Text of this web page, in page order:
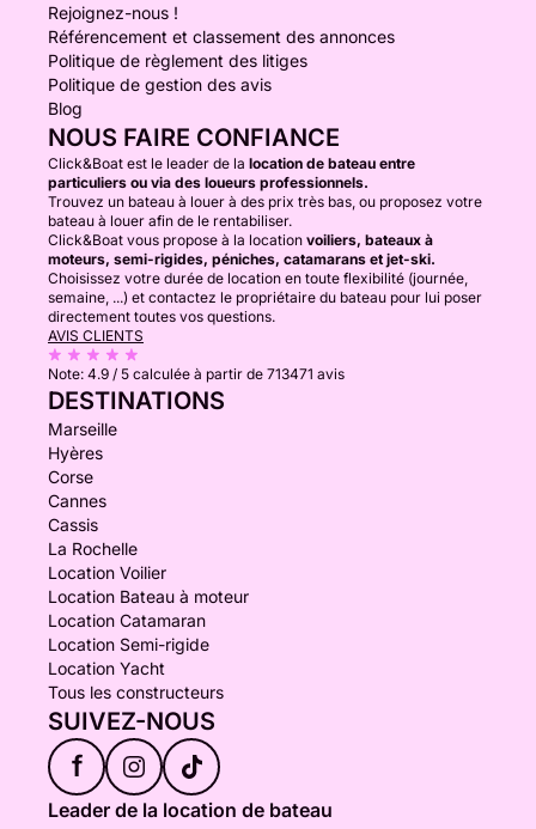
Rejoignez-nous !
Référencement et classement des annonces
Politique de règlement des litiges
Politique de gestion des avis
Blog
NOUS FAIRE CONFIANCE
Click&Boat est le leader de la location de bateau entre
particuliers ou via des loueurs professionnels.
Trouvez un bateau à louer à des prix très bas, ou proposez votre
bateau à louer afin de le rentabiliser.
Click&Boat vous propose à la location voiliers, bateaux à
moteurs, semi-rigides, péniches, catamarans et jet-ski.
Choisissez votre durée de location en toute flexibilité (journée,
semaine, ...) et contactez le propriétaire du bateau pour lui poser
directement toutes vos questions.
AVIS CLIENTS
Note: 4.9 / 5 calculée à partir de 713471 avis
DESTINATIONS
Marseille
Hyères
Corse
Cannes
Cassis
La Rochelle
Location Voilier
Location Bateau à moteur
Location Catamaran
Location Semi-rigide
Location Yacht
Tous les constructeurs
SUIVEZ-NOUS
f
Leader de la location de bateau